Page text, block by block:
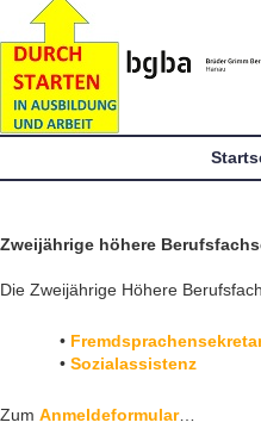
Zweijährige höhere
Die Zweijährige Höhere
•
• Sozialassistenz
Zum Anmeldeformular…